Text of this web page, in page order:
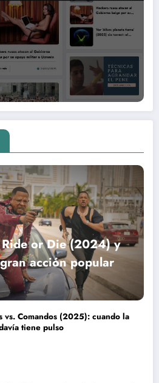
Ride or Die (2024) y
acción popular
vs. Comandos (2025): cuando la
tiene pulso